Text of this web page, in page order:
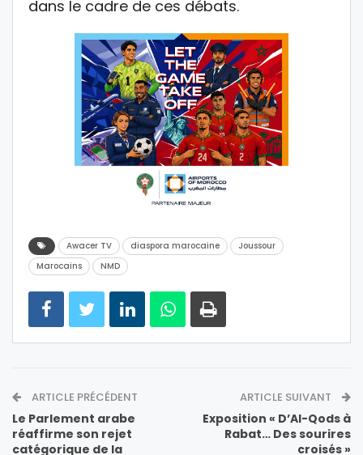
dans le cadre de ces débats.
Awacer TV diaspora marocaine
Joussour
Marocains
NMD
ARTICLE PRÉCÉDENT
Le Parlement arabe
réaffirme son rejet
catégorique de la
ARTICLE SUIVANT
Exposition « D’Al-Qods à
Rabat… Des sourires
croisés »